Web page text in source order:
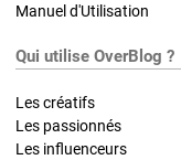
Manuel d'Utilisation
Qui utilise OverBlog ?
Les créatifs
Les passionnés
Les influenceurs